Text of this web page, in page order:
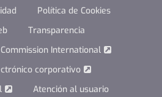
Política de Cookies
Transparencia
International
corporativo
Atención al usuario